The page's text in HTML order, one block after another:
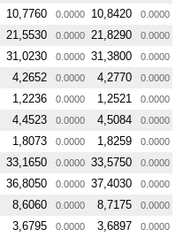
10,7760 0.0000 10,8420 0.0000
21,5530 0.0000 21,8290 0.0000
31,0230 0.0000 31,3800 0.0000
4,2652 0.0000 4,2770 0.0000
1,2236 0.0000 1,2521 0.0000
4,4523 0.0000 4,5084 0.0000
1,8073 0.0000 1,8259 0.0000
33,1650 0.0000 33,5750 0.0000
36,8050 0.0000 37,4030 0.0000
8,6060 0.0000 8,7175 0.0000
3,6795 0.0000 3,6897 0.0000